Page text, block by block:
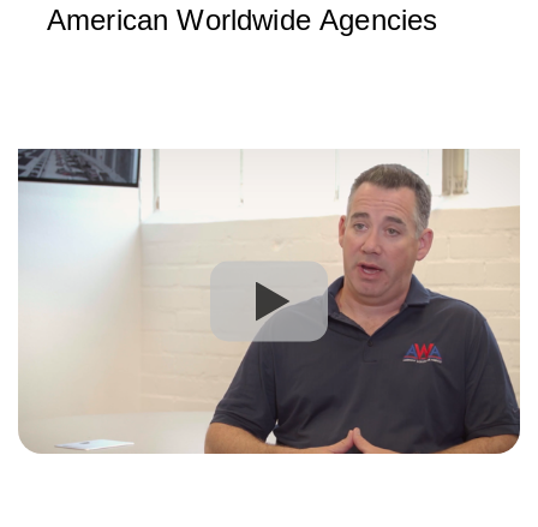
American Worldwide Agencies